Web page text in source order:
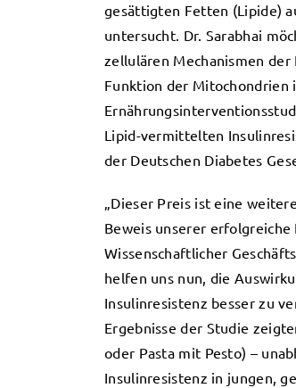
gesättigten Fetten (Lipide)
untersucht. Dr. Sarabhai
zellulären Mechanismen
Funktion der Mitochondrien
Lipid-vermittelten
der Deutschen Diabetes
„Dieser Preis ist eine
Beweis unserer erfolgreiche
Wissenschaftlicher
helfen uns nun, die
Insulinresistenz besser zu
Ergebnisse der Studie
oder Pasta mit Pesto) –
Insulinresistenz in jungen,